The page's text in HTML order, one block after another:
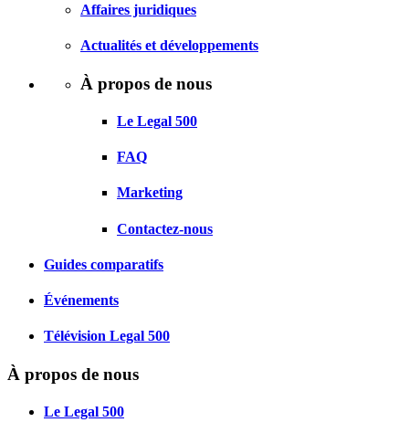
Affaires juridiques
Actualités et développements
À propos de nous
Le Legal 500
FAQ
Marketing
Contactez-nous
Guides comparatifs
Événements
Télévision Legal 500
À propos de nous
Le Legal 500